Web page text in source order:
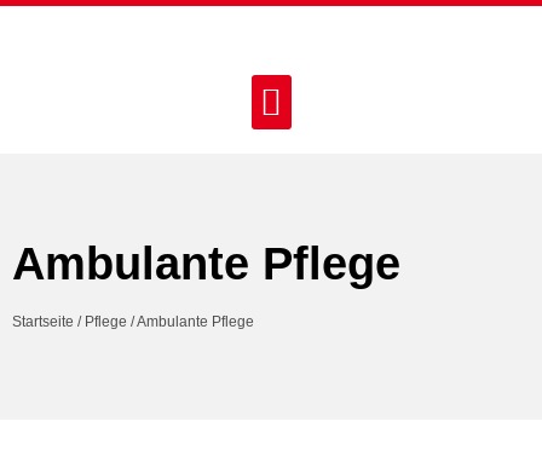
Ambulante Pflege
Startseite / Pflege /Ambulante Pflege